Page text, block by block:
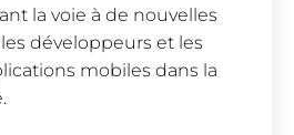
la voie à de nouvelles
développeurs et les
mobiles dans la